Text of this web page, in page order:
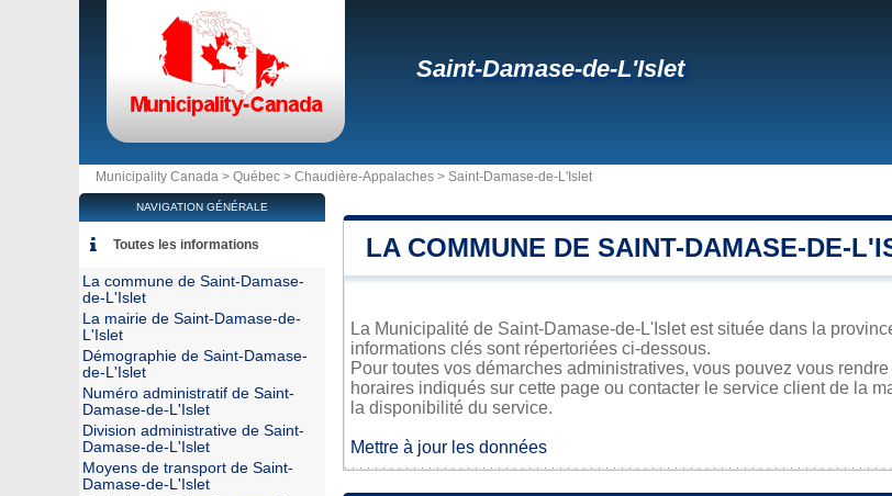
Saint-Damase-de-L'Islet
Municipality Canada > Québec > Chaudière-Appalaches > Saint-Damase-de-L'Islet
LA COMMUNE DE SAINT-DAMASE-DE-
La Municipalité de Saint-Damase-de-L'Islet est située dans la
informations clés sont répertoriées ci-dessous.
Pour toutes vos démarches administratives, vous pouvez vous
horaires indiqués sur cette page ou contacter le service client de la
la disponibilité du service.
Mettre à jour les données
NAVIGATION GÉNÉRALE
Toutes les informations
La commune de Saint-Damase-
de-L'Islet
La mairie de Saint-Damase-de-
L'Islet
Démographie de Saint-Damase-
de-L'Islet
Numéro administratif de Saint-
Damase-de-L'Islet
Division administrative de Saint-
Damase-de-L'Islet
Moyens de transport de Saint-
Damase-de-L'Islet